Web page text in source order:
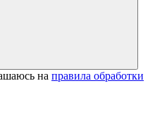
на правила обработки